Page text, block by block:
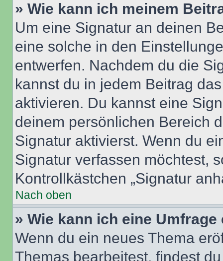
» Wie kann ich meinem
Um eine Signatur an deinen
eine solche in den
entwerfen. Nachdem du die
kannst du in jedem Beitrag
aktivieren. Du kannst eine
deinem persönlichen Bereich
Signatur aktivierst. Wenn du
Signatur verfassen möchtest,
Kontrollkästchen „Signatur
Nach oben
» Wie kann ich eine
Wenn du ein neues Thema
Themas bearbeitest, findest